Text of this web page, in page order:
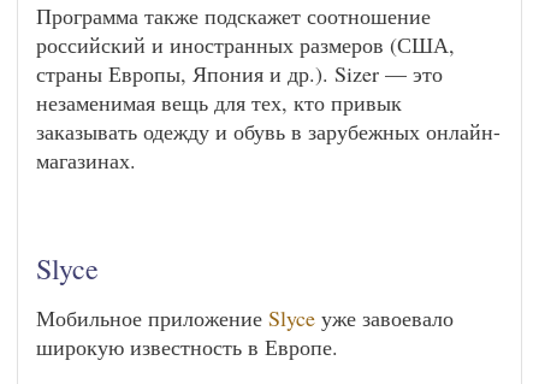
Программа также подскажет соотношение
российский и иностранных размеров (США,
страны Европы, Япония и др.). Sizer — это
незаменимая вещь для тех, кто привык
заказывать одежду и обувь в зарубежных онлайн-
магазинах.
Slyce
Мобильное приложение Slyce уже завоевало
широкую известность в Европе.